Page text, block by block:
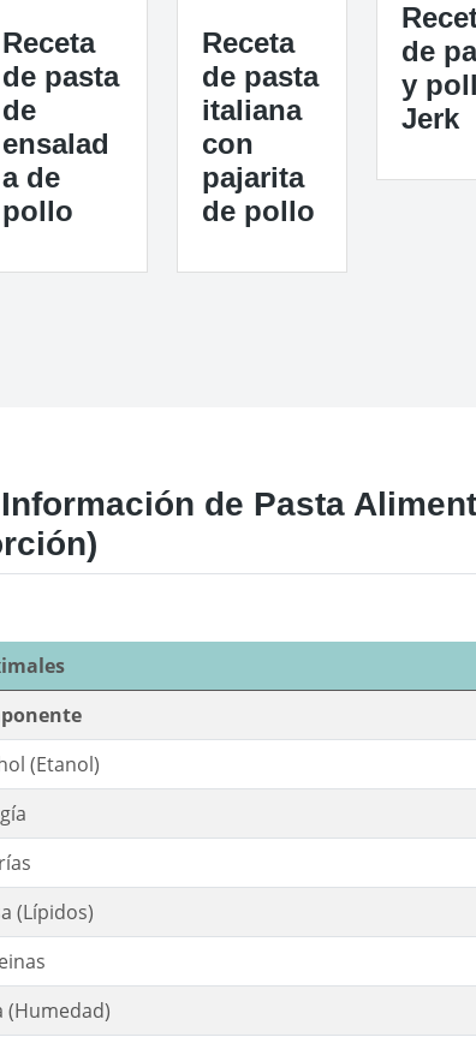
Receta
de pasta
de
ensalad
a de
pollo
Receta
de pasta
italiana
con
pajarita
de pollo
de
y
Jerk
Información de Pasta
(Etanol)
(Lípidos)
(Humedad)